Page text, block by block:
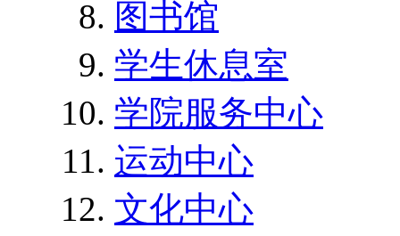
图书馆
学生休息室
学院服务中心
运动中心
文化中心